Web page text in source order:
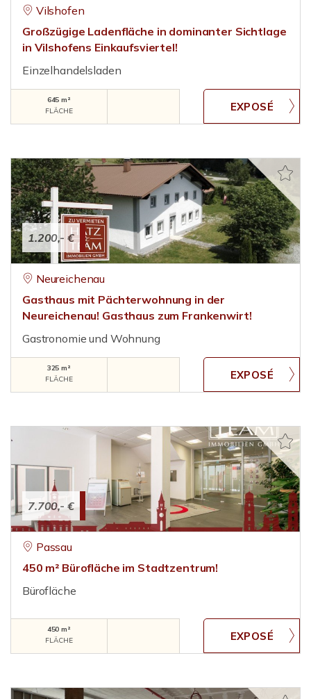
Vilshofen
Großzügige Ladenfläche in dominanter Sichtlage
in Vilshofens Einkaufsviertel!
Einzelhandelsladen
645 m²
FLÄCHE
1.200,- €
Neureichenau
Gasthaus mit Pächterwohnung in der
Neureichenau! Gasthaus zum Frankenwirt!
Gastronomie und Wohnung
325 m²
FLÄCHE
7.700,- €
Passau
450 m² Bürofläche im Stadtzentrum!
Bürofläche
450 m²
FLÄCHE